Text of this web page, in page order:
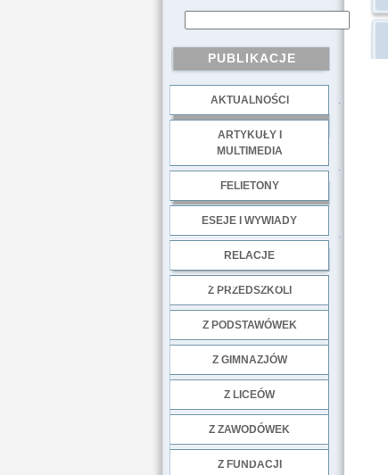
PUBLIKACJE
AKTUALNOŚCI
ARTYKUŁY I
MULTIMEDIA
FELIETONY
ESEJE I WYWIADY
RELACJE
Z PRZEDSZKOLI
Z PODSTAWÓWEK
Z GIMNAZJÓW
Z LICEÓW
Z ZAWODÓWEK
Z FUNDACJI